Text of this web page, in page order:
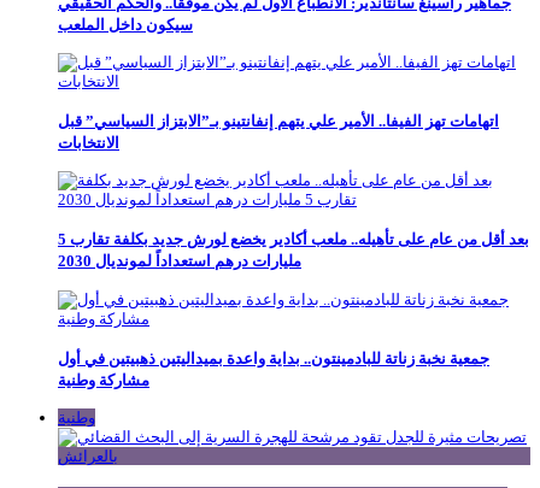
سيكون داخل الملعب
اتهامات تهز الفيفا.. الأمير علي يتهم إنفانتينو بـ”الابتزاز السياسي” قبل
الانتخابات
بعد أقل من عام على تأهيله.. ملعب أكادير يخضع لورش جديد بكلفة تقارب 5
مليارات درهم استعداداً لمونديال 2030
جمعية نخبة زناتة للبادمينتون.. بداية واعدة بميداليتين ذهبيتين في أول
مشاركة وطنية
وطنية